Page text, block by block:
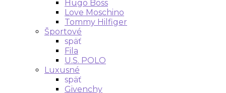
Hugo Boss
Love Moschino
Tommy Hilfiger
Športové
späť
Fila
U.S. POLO
Luxusné
späť
Givenchy